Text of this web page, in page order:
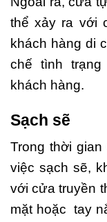
thể xảy ra với
khách hàng di
chế tình
khách hàng.
Sạch sẽ
Trong thời
việc sạch sẽ,
với cửa truyền
mặt hoặc tay